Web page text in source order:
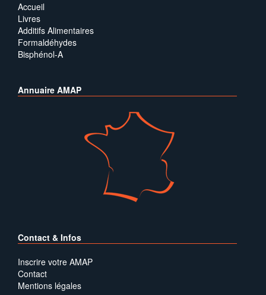
Accueil
Livres
Additifs Alimentaires
Formaldéhydes
Bisphénol-A
Annuaire AMAP
Contact & Infos
Inscrire votre AMAP
Contact
Mentions légales